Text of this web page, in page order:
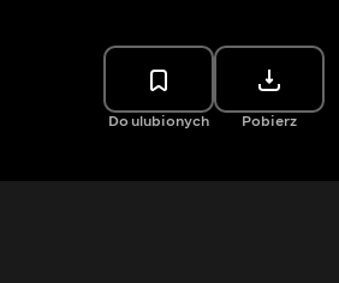
Do ulubionych Pobierz